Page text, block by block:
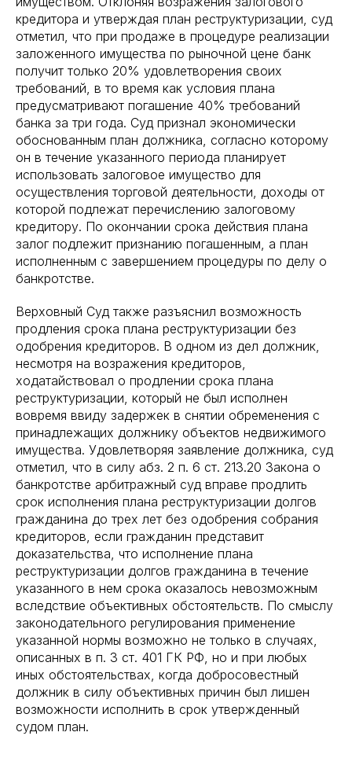
кредитора и утверждая план реструктуризации, суд
отметил, что при продаже в процедуре реализации
заложенного имущества по рыночной цене банк
получит только 20% удовлетворения своих
требований, в то время как условия плана
предусматривают погашение 40% требований
банка за три года. Суд признал экономически
обоснованным план должника, согласно которому
он в течение указанного периода планирует
использовать залоговое имущество для
осуществления торговой деятельности, доходы от
которой подлежат перечислению залоговому
кредитору. По окончании срока действия плана
залог подлежит признанию погашенным, а план
исполненным с завершением процедуры по делу о
банкротстве.
Верховный Суд также разъяснил возможность
продления срока плана реструктуризации без
одобрения кредиторов. В одном из дел должник,
несмотря на возражения кредиторов,
ходатайствовал о продлении срока плана
реструктуризации, который не был исполнен
вовремя ввиду задержек в снятии обременения с
принадлежащих должнику объектов недвижимого
имущества. Удовлетворяя заявление должника, суд
отметил, что в силу абз. 2 п. 6 ст. 213.20 Закона о
банкротстве арбитражный суд вправе продлить
срок исполнения плана реструктуризации долгов
гражданина до трех лет без одобрения собрания
кредиторов, если гражданин представит
доказательства, что исполнение плана
реструктуризации долгов гражданина в течение
указанного в нем срока оказалось невозможным
вследствие объективных обстоятельств. По смыслу
законодательного регулирования применение
указанной нормы возможно не только в случаях,
описанных в п. 3 ст. 401 ГК РФ, но и при любых
иных обстоятельствах, когда добросовестный
должник в силу объективных причин был лишен
возможности исполнить в срок утвержденный
судом план.